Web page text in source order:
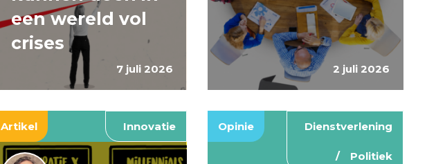
7 juli 2026
een wereld vol
crises
2 juli 2026
Artikel Innovatie Opinie Dienstverlening
Politiek